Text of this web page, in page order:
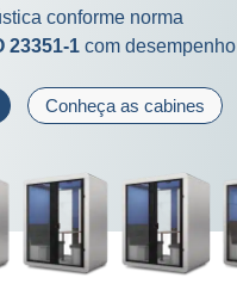
conforme norma
23351-1 com desempenho
Conheça as cabines